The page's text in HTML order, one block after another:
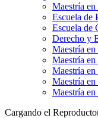
Maestría
Escuela de
Escuela de
Derecho y
Maestría
Maestría
Maestría
Maestría
Maestría
Cargando el